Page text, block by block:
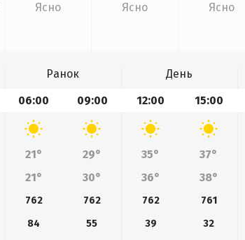
Ясно Ясно Ясно
Ранок День
06:00 09:00 12:00 15:00
21° 29° 35° 37°
21° 30° 36° 38°
762 762 762 761
84 55 39 32